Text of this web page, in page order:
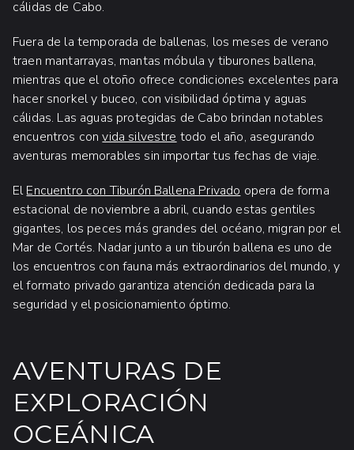
cálidas de Cabo.
Fuera de la temporada de ballenas, los meses de verano
traen mantarrayas, mantas móbula y tiburones ballena,
mientras que el otoño ofrece condiciones excelentes para
hacer snorkel y buceo, con visibilidad óptima y aguas
cálidas. Las aguas protegidas de Cabo brindan notables
encuentros convida silvestre todo el año, asegurando
aventuras memorables sin importar tus fechas de viaje.
ElEncuentro con Tiburón Ballena Privado opera de forma
estacional de noviembre a abril, cuando estas gentiles
gigantes, los peces más grandes del océano, migran por el
Mar de Cortés. Nadar junto a un tiburón ballena es uno de
los encuentros con fauna más extraordinarios del mundo, y
el formato privado garantiza atención dedicada para la
seguridad y el posicionamiento óptimo.
AVENTURAS DE
EXPLORACIÓN
OCEÁNICA